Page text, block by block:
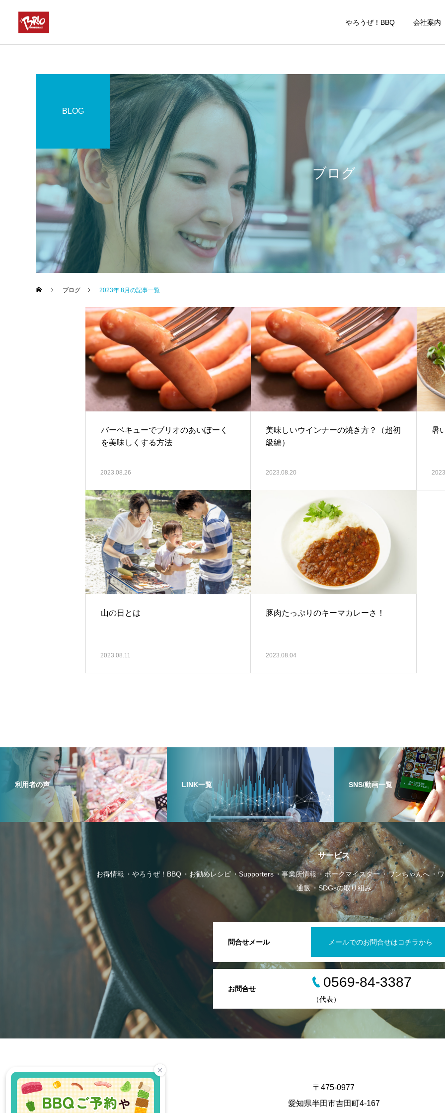
やろうぜ！BBQ 会社案内
お得情報 やろうぜ！BBQ
お勧めレシピ
事業所情報
ポークマイスター
ワンちゃんへ
4月29日(祝・水)の営業に
COMPANY
特選ギフトのご案内
COMPANY
大府店・東海店 営業再開
のお知らせ
COMPANY
半田本店付近の交通規制に
よる、迂回ルートのご案内
ブログ
BLOG
ブログ 2023年 8月の記事一覧
バーベキューでブリオのあいぽーく
を美味しくする方法
2023.08.26
美味しいウインナーの焼き方？（超初
級編）
2023.08.20
暑
山の日とは
2023.08.11
豚肉たっぷりのキーマカレーさ！
2023.08.04
利用者の声 LINK一覧 SNS/動画一覧
サービス
お得情報 やろうぜ！BBQ お勧めレシピ Supporters 事業所情報 ポークマイスター ワンちゃんへ
通販
SDGsの取り組み
問合せメール メールでのお問合せはコチラから
お問合せ 0569-84-3387
（代表）
〒475-0977
愛知県半田市吉田町4-167